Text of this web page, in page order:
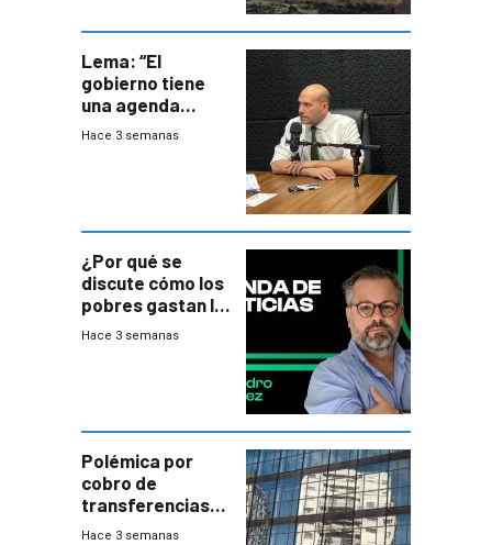
Lema: “El
gobierno tiene
una agenda
destructiva”
Hace 3 semanas
¿Por qué se
discute cómo los
pobres gastan la
plata?
Hace 3 semanas
Polémica por
cobro de
transferencias
del Mides en
Hace 3 semanas